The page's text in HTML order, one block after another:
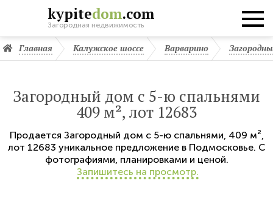
kypitedom.com
Загородная недвижимость
Главная Калужское шоссе Варварино
Загородный дом с 5-ю спальнями
409 м², лот 12683
Продается Загородный дом с 5-ю спальнями, 409 м²,
лот 12683 уникальное предложение в Подмосковье. С
фотографиями, планировками и ценой.
Запишитесь на просмотр.